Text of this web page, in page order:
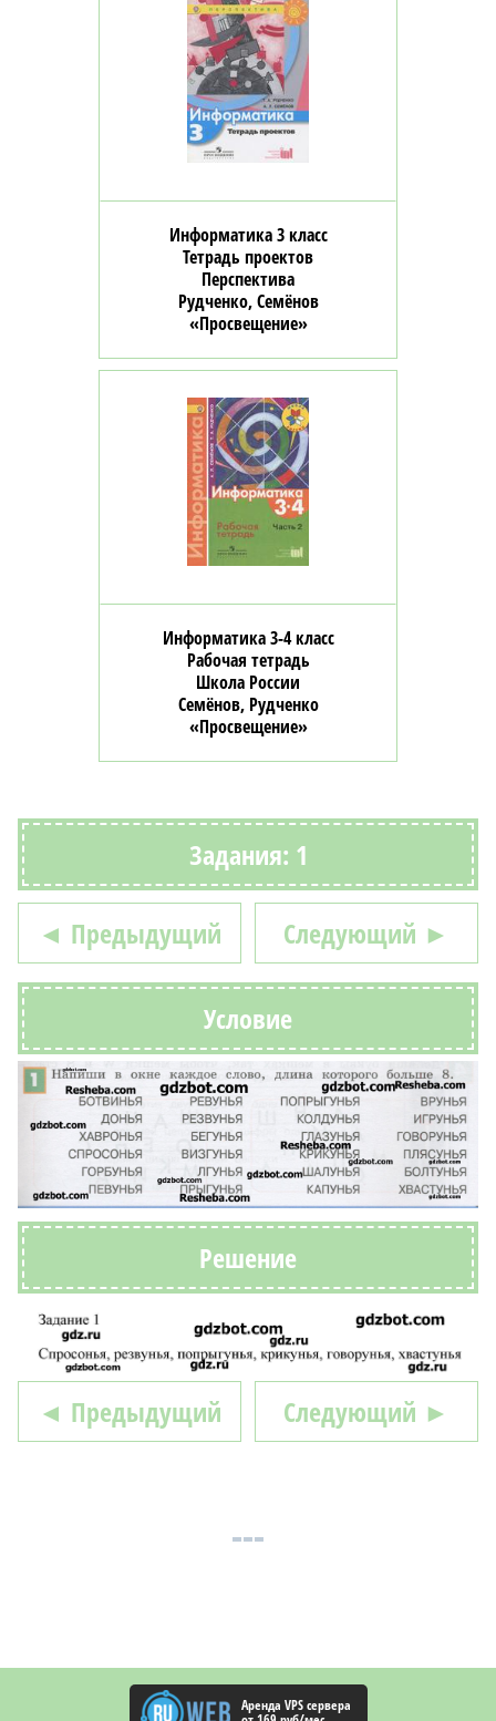
Информатика 3 класс
Тетрадь проектов
Перспектива
Рудченко, Семёнов
«Просвещение»
Информатика 3-4 класс
Рабочая тетрадь
Школа России
Семёнов, Рудченко
«Просвещение»
Задания: 1
◄ Предыдущий Следующий ►
Условие
Решение
◄ Предыдущий Следующий ►
Аренда VPS сервера